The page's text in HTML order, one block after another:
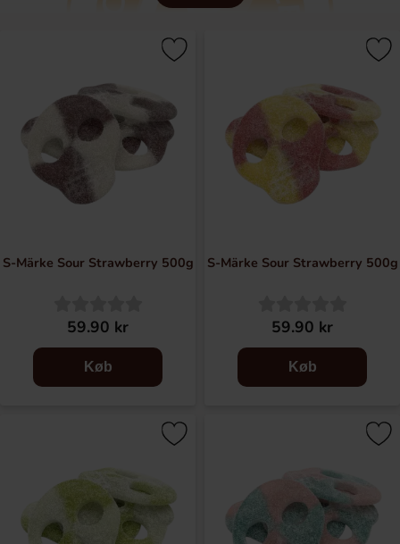
S-Märke Sour Strawberry 500g
59.90 kr
Køb
S-Märke Sour Strawberry 500g
59.90 kr
Køb